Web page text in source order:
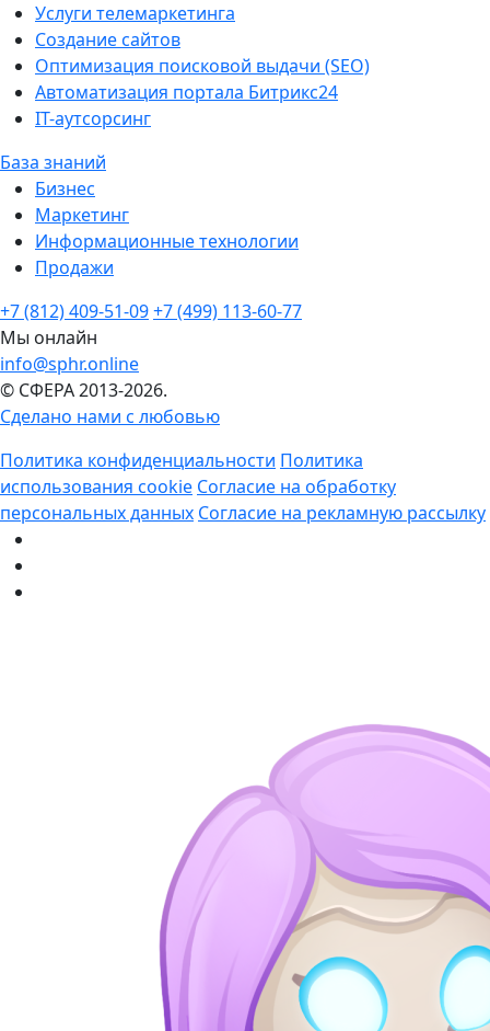
Услуги телемаркетинга
Создание сайтов
Оптимизация поисковой выдачи (SEO)
Автоматизация портала Битрикс24
IT-аутсорсинг
База знаний
Бизнес
Маркетинг
Информационные технологии
Продажи
+7 (812) 409-51-09+7 (499) 113-60-77
Мы онлайн
info@sphr.online
© СФЕРА 2013-2026.
Сделано нами с любовью
Политика конфиденциальности Политика
использования cookie Согласие на обработку
персональных данных Согласие на рекламную рассылку